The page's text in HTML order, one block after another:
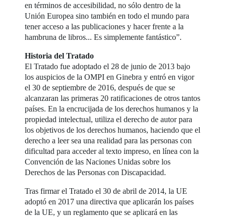
en términos de accesibilidad, no sólo dentro de la
Unión Europea sino también en todo el mundo para
tener acceso a las publicaciones y hacer frente a la
hambruna de libros... Es simplemente fantástico”.
Historia del Tratado
El Tratado fue adoptado el 28 de junio de 2013 bajo
los auspicios de la OMPI en Ginebra y entró en vigor
el 30 de septiembre de 2016, después de que se
alcanzaran las primeras 20 ratificaciones de otros tantos
países. En la encrucijada de los derechos humanos y la
propiedad intelectual, utiliza el derecho de autor para
los objetivos de los derechos humanos, haciendo que el
derecho a leer sea una realidad para las personas con
dificultad para acceder al texto impreso, en línea con la
Convención de las Naciones Unidas sobre los
Derechos de las Personas con Discapacidad.
Tras firmar el Tratado el 30 de abril de 2014, la UE
adoptó en 2017 una directiva que aplicarán los países
de la UE, y un reglamento que se aplicará en las